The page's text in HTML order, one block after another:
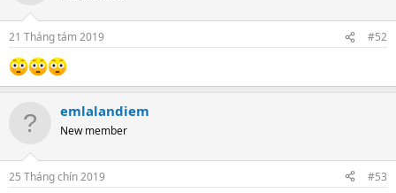
21 Tháng tám 2019 #52
emlalandiem
New member
25 Tháng chín 2019 #53